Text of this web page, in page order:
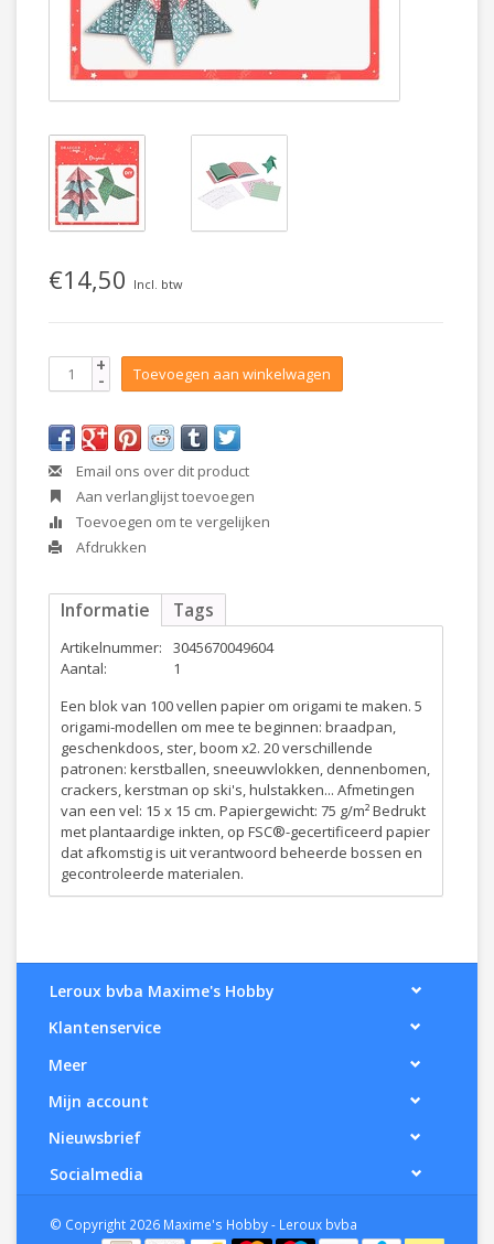
€14,50 Incl. btw
+
- Toevoegen aan winkelwagen
Email ons over dit product
Aan verlanglijst toevoegen
Toevoegen om te vergelijken
Afdrukken
Informatie Tags
Artikelnummer:
3045670049604
Aantal:
1
Een blok van 100 vellen papier om origami te maken. 5
origami-modellen om mee te beginnen: braadpan,
geschenkdoos, ster, boom x2. 20 verschillende
patronen: kerstballen, sneeuwvlokken, dennenbomen,
crackers, kerstman op ski's, hulstakken... Afmetingen
van een vel: 15 x 15 cm. Papiergewicht: 75 g/m² Bedrukt
met plantaardige inkten, op FSC®-gecertificeerd papier
dat afkomstig is uit verantwoord beheerde bossen en
gecontroleerde materialen.
Leroux bvba Maxime's Hobby
Klantenservice
Meer
Mijn account
Nieuwsbrief
Socialmedia
© Copyright 2026 Maxime's Hobby - Leroux bvba